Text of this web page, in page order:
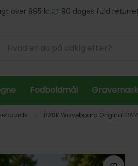
over 995 kr. 90 dages fuld
Fodboldmål
RASK Waveboard Original DARK